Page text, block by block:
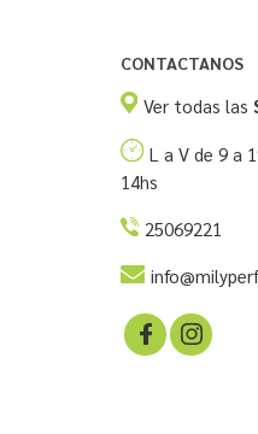
CONTACTANOS
Ver todas las
L a V de 9 a
14hs
25069221